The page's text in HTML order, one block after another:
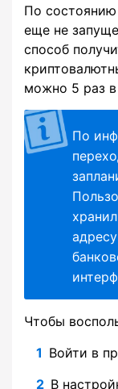
По состоянию
еще не
способ
можно 5 раз в
По
Чтобы
Войти в
В